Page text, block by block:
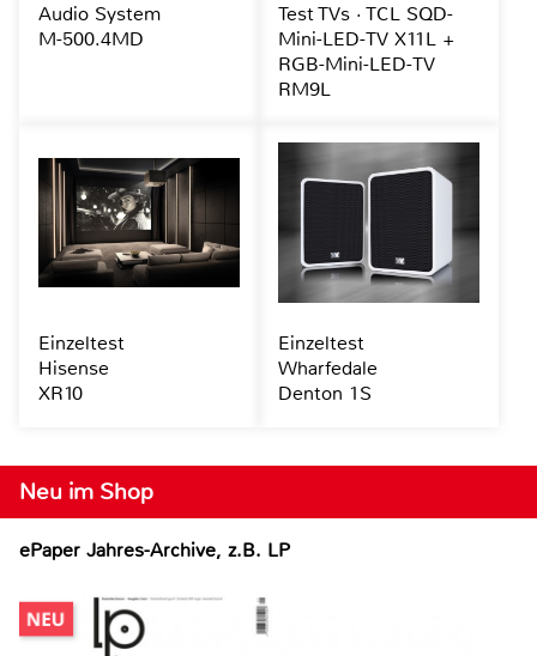
Neu im Shop
ePaper Jahres-Archive, z.B. LP
Audio System
M-500.4MD
Test TVs · TCL SQD-
Mini-LED-TV X11L +
RGB-Mini-LED-TV
RM9L
Einzeltest
Hisense
XR10
Einzeltest
Wharfedale
Denton 1S